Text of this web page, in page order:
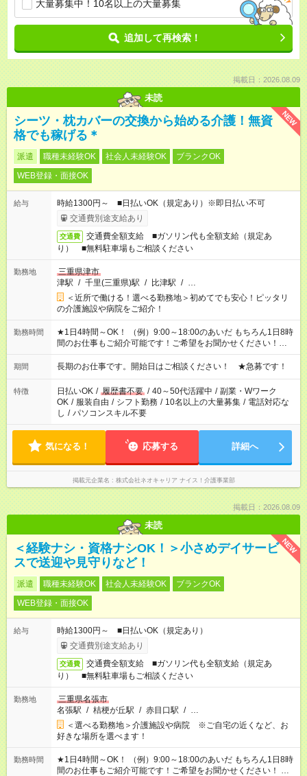
大量募集中！10名以上の大量募集
追加して再検索！
掲載日：2026.08.09
未読
NEW
シーツ・枕カバーの交換から始める介護！無資
格でも稼げる＊
派遣 職種未経験OK 社会人未経験OK
ブランクOK
WEB登録・面接OK
給与
時給1300円～ ■日払いOK（規定あり）※即日払い不可
交通費別途支給あり
交通費
交通費全額支給 ■ガソリン代も全額支給（規定あ
り） ■無料駐車場もご相談ください
勤務地
三重県津市
津駅 / 千里(三重県)駅 / 比津駅 / …
＜近所で働ける！選べる勤務地＞初めてでも安心！ピッタリ
の介護施設や病院をご紹介！
勤務時間
★1日4時間～OK！ （例）9:00～18:00のあいだ もちろん1日8時
間のお仕事もご紹介可能です！ご希望をお聞かせください！★家
庭の都合でお休みが必要な場合も遠慮なくご相談ください。 ※
週最低15時間以上の勤務が必要です
期間 長期のお仕事です。開始日はご相談ください！ ★急募です！
特徴 日払いOK / 履歴書不要 / 40～50代活躍中 / 副業・Wワーク
OK / 服装自由 / シフト勤務 / 10名以上の大量募集 / 電話対応な
し / パソコンスキル不要
気になる！ 応募する 詳細へ
掲載元企業名 株式会社ネオキャリア ナイス！介護事業部
掲載日：2026.08.09
未読
NEW
＜経験ナシ・資格ナシOK！＞小さめデイサービ
スで送迎や見守りなど！
派遣 職種未経験OK 社会人未経験OK
ブランクOK
WEB登録・面接OK
給与
時給1300円～ ■日払いOK（規定あり）
交通費別途支給あり
交通費
交通費全額支給 ■ガソリン代も全額支給（規定あ
り） ■無料駐車場もご相談ください
勤務地
三重県名張市
名張駅 / 桔梗が丘駅 / 赤目口駅 / …
＜選べる勤務地＞介護施設や病院 ※ご自宅の近くなど、お
好きな場所を選べます！
勤務時間
★1日4時間～OK！ （例）9:00～18:00のあいだ もちろん1日8時
間のお仕事もご紹介可能です！ご希望をお聞かせください！ ★